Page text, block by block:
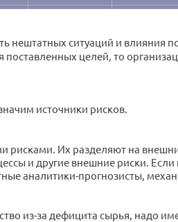
нештатных ситуаций и влияния
целей, то
источники рисков.
Их разделяют на
и другие внешние риски.
аналитики-прогнозисты,
из-за дефицита сырья, надо